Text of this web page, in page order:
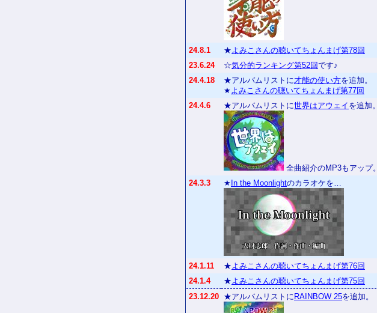
24.8.1 ★よみこさんの聴いてちょんまげ第78回
23.6.24
☆気分的ランキング第52回です♪
24.4.18
★アルバムリストに才能の使い方を追加。
★よみこさんの聴いてちょんまげ第77回
24.4.6
★アルバムリストに世界はアウェイ を追加。
全曲紹介のMP3もアップ。
24.3.3
★ In the Moonlightのカラオケを…
24.1.11 ★よみこさんの聴いてちょんまげ第76回
24.1.4
★よみこさんの聴いてちょんまげ第75回
23.12.20 ★アルバムリストに RAINBOW 25を追加。